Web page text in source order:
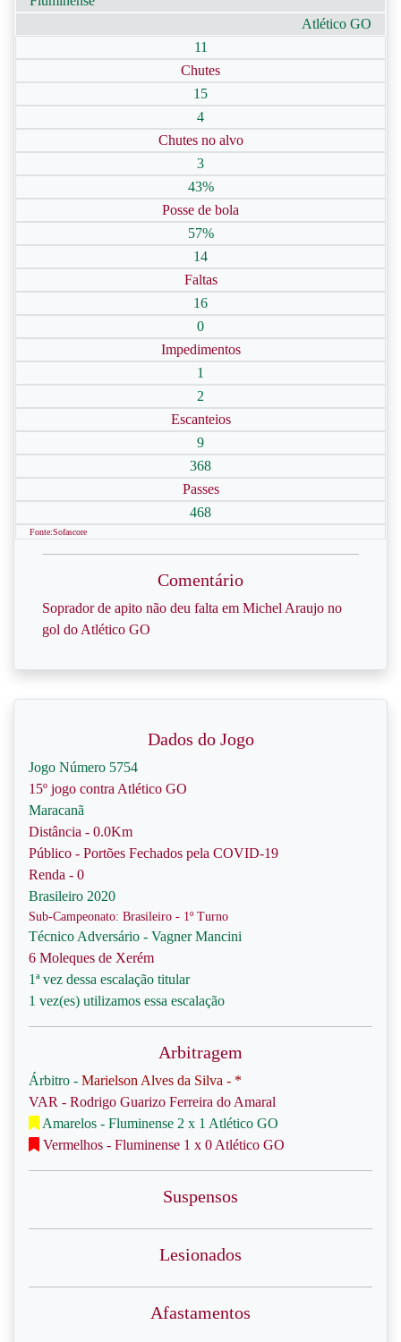
Atlético GO
11
Chutes
15
4
Chutes no alvo
3
43%
Posse de bola
57%
14
Faltas
16
0
Impedimentos
1
2
Escanteios
9
368
Passes
468
Fonte:Sofascore
Comentário
Soprador de apito não deu falta em Michel Araujo no
gol do Atlético GO
Dados do Jogo
Jogo Número 5754
15º jogo contra Atlético GO
Maracanã
Distância - 0.0Km
Público - Portões Fechados pela COVID-19
Renda - 0
Brasileiro 2020
Sub-Campeonato: Brasileiro - 1º Turno
Técnico Adversário - Vagner Mancini
6 Moleques de Xerém
1ª vez dessa escalação titular
1 vez(es) utilizamos essa escalação
Arbitragem
Árbitro - Marielson Alves da Silva - *
VAR - Rodrigo Guarizo Ferreira do Amaral
Amarelos - Fluminense 2 x 1 Atlético GO
Vermelhos - Fluminense 1 x 0 Atlético GO
Suspensos
Lesionados
Afastamentos